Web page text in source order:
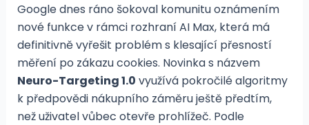
Google dnes ráno šokoval komunitu oznámením
nové funkce v rámci rozhraní AI Max, která má
definitivně vyřešit problém s klesající přesností
měření po zákazu cookies. Novinka s názvem
Neuro-Targeting 1.0 využívá pokročilé algoritmy
k předpovědi nákupního záměru ještě předtím,
než uživatel vůbec otevře prohlížeč. Podle